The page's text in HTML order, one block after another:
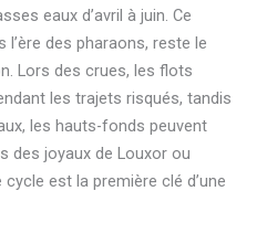
eaux d’avril à juin. Ce
l’ère des pharaons, reste le
Lors des crues, les flots
les trajets risqués, tandis
les hauts-fonds peuvent
des joyaux de Louxor ou
est la première clé d’une